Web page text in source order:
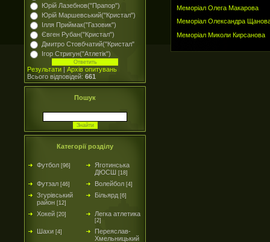
Юрій Лазебнов("Прапор")
Юрій Маршевський("Кристал")
Ілля Приймак("Газовик")
Євген Рубан("Кристал")
Дмитро Стовбчатий("Кристал"
Ігор Стригун("Атлетік")
Результати | Архів опитувань
Всього відповідей: 661
Пошук
Категорії розділу
Футбол [96]
Яготинська
ДЮСШ [18]
Футзал [46] Волейбол [4]
Згурівський
район [12]
Більярд [6]
Хокей [20] Легка атлетика
[2]
Шахи [4]
Переяслав-
Хмельницький
Меморіал Олега Макарова
Меморіал Олександра
Меморіал Миколи Кирсанова